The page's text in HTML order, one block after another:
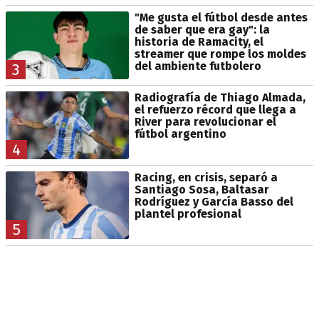
3
"Me gusta el fútbol desde antes
de saber que era gay": la
historia de Ramacity, el
streamer que rompe los moldes
del ambiente futbolero
4
Radiografía de Thiago Almada,
el refuerzo récord que llega a
River para revolucionar el
fútbol argentino
5
Racing, en crisis, separó a
Santiago Sosa, Baltasar
Rodríguez y García Basso del
plantel profesional